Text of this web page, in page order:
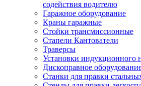
содействия водителю
Гаражное оборудование
Краны гаражные
Стойки трансмиссионные
Стапели Кантователи
Траверсы
Установки индукционного
Дископравное
Станки для правки